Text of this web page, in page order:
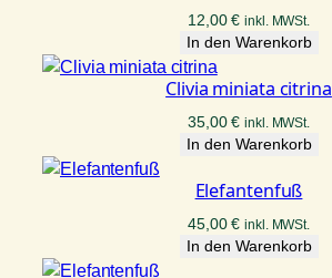
e
r
a
12,00€ inkl. MWSt.
In den Warenkorb
Clivia miniata citrina
35,00€ inkl. MWSt.
In den Warenkorb
Elefantenfuß
45,00€ inkl. MWSt.
In den Warenkorb